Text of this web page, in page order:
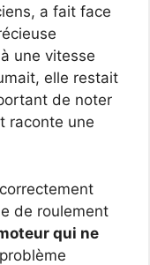
a fait face
une vitesse
elle restait
de noter
raconte une
correctement
de roulement
qui ne